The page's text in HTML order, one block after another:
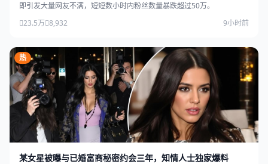
即引发大量网友不满，短短数小时内粉丝数量暴跌超过50万。
23.5万 8,932 9小时前
热
某女星被曝与已婚富商秘密约会三年，知情人士独家爆料